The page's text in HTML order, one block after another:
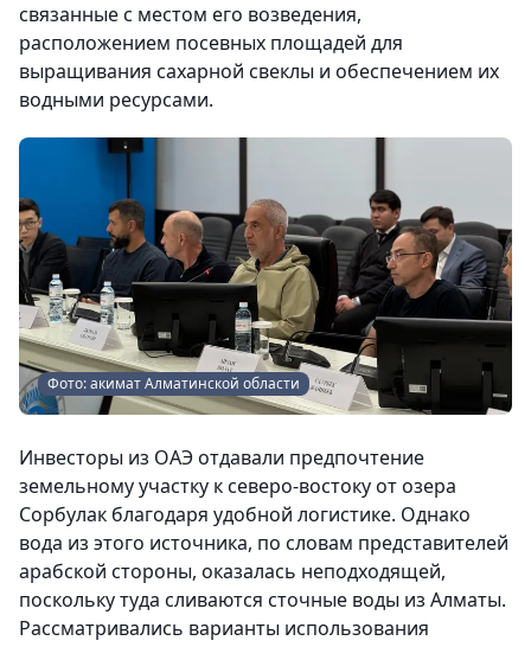
связанные с местом его возведения,
расположением посевных площадей для
выращивания сахарной свеклы и обеспечением их
водными ресурсами.
Фото: акимат Алматинской области
Инвесторы из ОАЭ отдавали предпочтение
земельному участку к северо-востоку от озера
Сорбулак благодаря удобной логистике. Однако
вода из этого источника, по словам представителей
арабской стороны, оказалась неподходящей,
поскольку туда сливаются сточные воды из Алматы.
Рассматривались варианты использования